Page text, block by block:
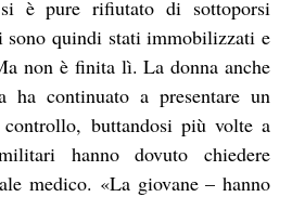
è pure rifiutato di sottoporsi
sono quindi stati immobilizzati e
non è finita lì. La donna anche
ha continuato a presentare un
buttandosi più volte a
hanno dovuto chiedere
medico. «La giovane – hanno